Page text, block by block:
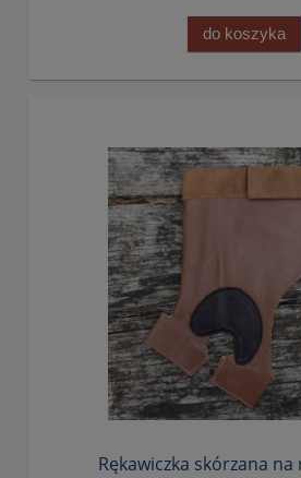
do koszyka
Rękawiczka skórzana na